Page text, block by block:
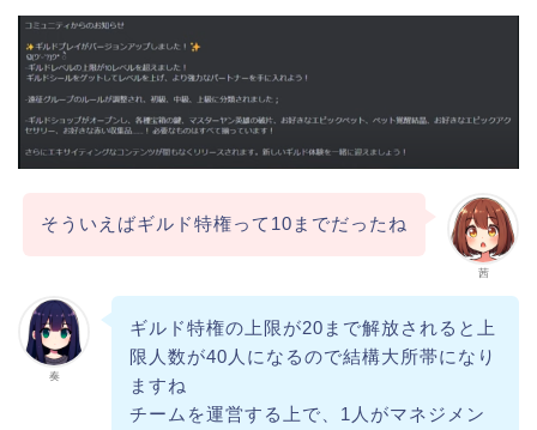
茜
そういえばギルド特権って10までだったね
奏
ギルド特権の上限が20まで解放されると上
限人数が40人になるので結構大所帯になり
ますね
チームを運営する上で、1人がマネジメン